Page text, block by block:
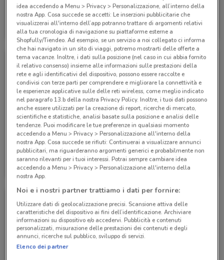
Eden Viaggi
Scade il 30/04 530 m
Eden Viaggi
Scade il 30/04
Eden Viaggi
Scade il 30/04 530 m
Eden Viaggi
Scade il 31/10
idea accedendo a Menu > Privacy > Personalizzazione, all’interno della
nostra App. Cosa succede se accetti: Le inserzioni pubblicitarie che
visualizzerai all'interno dell’app potranno trattare di argomenti relativi
alla tua cronologia di navigazione su piattaforme esterne a
Shopfully/Tiendeo. Ad esempio, se un servizio a noi collegato ci informa
che hai navigato in un sito di viaggi, potremo mostrarti delle offerte a
tema vacanze. Inoltre, i dati sulla posizione (nel caso in cui abbia fornito
il relativo consenso) insieme alle informazioni sulle prestazioni della
rete e agli identificativi del dispositivo, possono essere raccolte e
condivisi con terze parti per comprendere e migliorare la connettività e
le esperienze applicative sulle delle reti wireless, come meglio indicato
nel paragrafo 13.b della nostra Privacy Policy. Inoltre, i tuoi dati possono
anche essere utilizzati per la creazione di report, ricerche di mercato,
scientifiche e statistiche, analisi basate sulla posizione e analisi delle
tendenze. Puoi modificare le tue preferenze in qualsiasi momento
accedendo a Menu > Privacy > Personalizzazione all'interno della
nostra App. Cosa succede se rifiuti: Continuerai a visualizzare annunci
pubblicitari, ma riguarderanno argomenti generici e probabilmente non
saranno rilevanti per i tuoi interessi. Potrai sempre cambiare idea
accedendo a Menu > Privacy > Personalizzazione all'interno della
nostra App.
Noi e i nostri partner trattiamo i dati per fornire:
Utilizzare dati di geolocalizzazione precisi. Scansione attiva delle
caratteristiche del dispositivo ai fini dell’identificazione. Archiviare
informazioni su dispositivo e/o accedervi. Pubblicità e contenuti
personalizzati, misurazione delle prestazioni dei contenuti e degli
annunci, ricerche sul pubblico, sviluppo di servizi.
Elenco dei partner